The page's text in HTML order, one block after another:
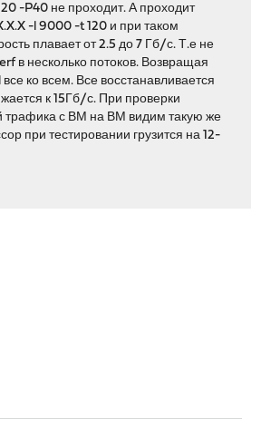
-P40 не проходит. А проходит
-l 9000 -t 120 и при таком
плавает от 2.5 до 7 Гб/с. Т.е не
в несколько потоков. Возвращая
ко всем. Все восстанавливается
к 15Гб/с. При проверки
трафика с ВМ на ВМ видим такую же
при тестировании грузится на 12-